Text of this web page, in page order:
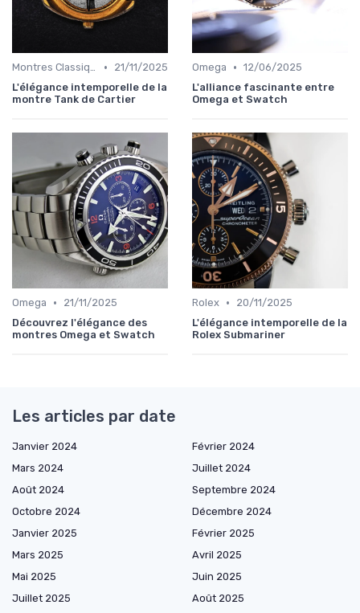
Montres Classiques •
21/11/2025
L'élégance intemporelle de la
montre Tank de Cartier
Omega • 12/06/2025
L'alliance fascinante entre
Omega et Swatch
Omega •
21/11/2025
Découvrez l'élégance des
montres Omega et Swatch
Rolex •
20/11/2025
L'élégance intemporelle de la
Rolex Submariner
Les articles par date
Janvier 2024
Février 2024
Mars 2024
Juillet 2024
Août 2024
Septembre 2024
Octobre 2024
Décembre 2024
Janvier 2025
Février 2025
Mars 2025
Avril 2025
Mai 2025
Juin 2025
Juillet 2025
Août 2025